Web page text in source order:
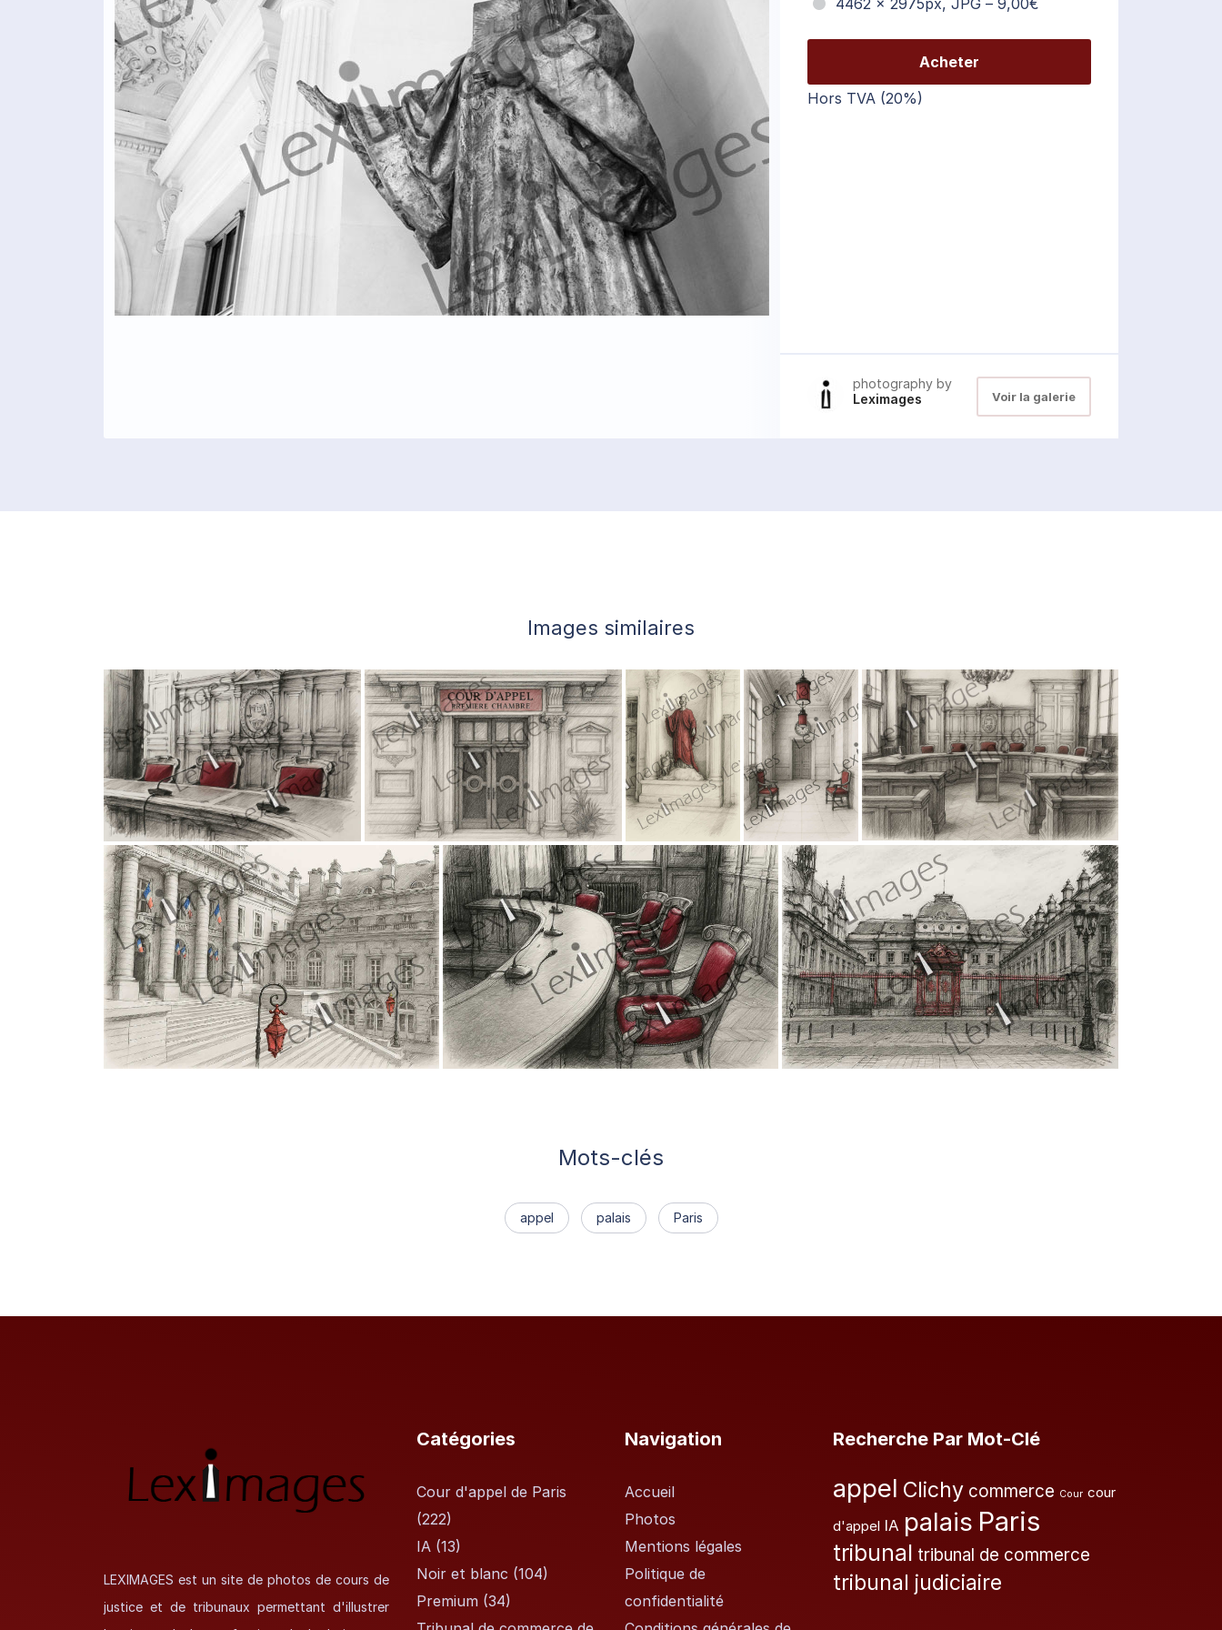
Acheter
Hors TVA (20%)
photography by
Leximages
Voir la galerie
Images similaires
Mots-clés
appel palais Paris
LEXIMAGES est un site de photos de cours de
justice et de tribunaux permettant d'illustrer
Catégories
Cour d'appel de Paris
(222)
IA(13)
Noir et blanc (104)
Premium(34)
Navigation
Accueil
Photos
Mentions légales
Politique de
confidentialité
Recherche Par Mot-Clé
appel Clichy commerce Cour cour
d'appel IA palais Paris
tribunal tribunal de commerce
tribunal judiciaire